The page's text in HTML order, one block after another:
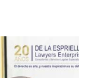
Díaz